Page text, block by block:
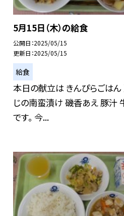
5月15日（木）の給食
公開日 2025/05/15
更新日 2025/05/15
給食
本日の献立は きんぴらごは
じの南蛮漬け 磯香あえ 豚汁
です。 今...